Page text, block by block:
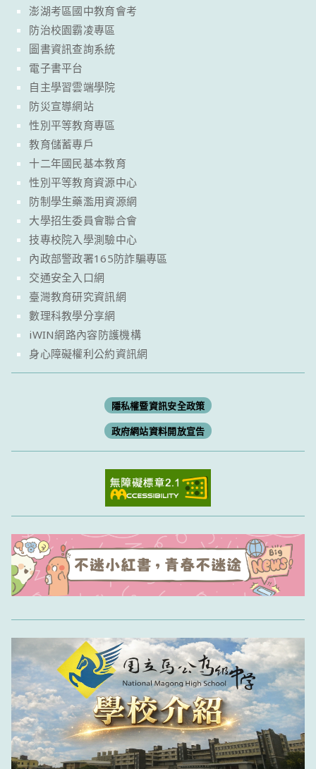
澎湖考區國中教育會考
防治校園霸凌專區
圖書資訊查詢系統
電子書平台
自主學習雲端學院
防災宣導網站
性別平等教育專區
教育儲蓄專戶
十二年國民基本教育
性別平等教育資源中心
防制學生藥濫用資源網
大學招生委員會聯合會
技專校院入學測驗中心
內政部警政署165防詐騙專區
交通安全入口網
臺灣教育研究資訊網
數理科教學分享網
iWIN網路內容防護機構
身心障礙權利公約資訊網
隱私權暨資訊安全政策
政府網站資料開放宣告